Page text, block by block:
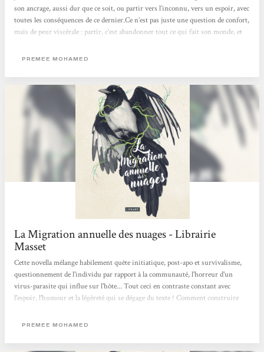
son ancrage, aussi dur que ce soit, ou partir vers l’inconnu, vers un espoir, avec
toutes les conséquences de ce dernier.Ce n’est pas juste une question de confort,
mais de peur viscérale : partir, c’est abandonner tout ce qui fait son monde, et
Dômes, mais c'est aussi imaginer autre chose, définir d'autres perspectives que
questions, nous plaçant face au...
PREMEE MOHAMED
La Migration annuelle des nuages - Librairie
Masset
Cette novella mélange habilement quête initiatique, post-apo et survivalisme,
questionnement de l'individu par rapport à la communauté, l'horreur d'un
virus-parasite qui influe sur l'hôte... Tout ceci en contraste constant avec
l'espoir, l'humour et la légèreté qui se dégage du texte ! Comment construire
mars. Margaux
PREMEE MOHAMED